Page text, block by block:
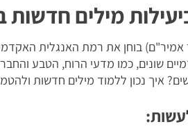
מילים חדשות
בוחן את רמת האנגלית
שונים, כמו מדעי הרוח, הטבע
איך נכון ללמוד מילים חדשות